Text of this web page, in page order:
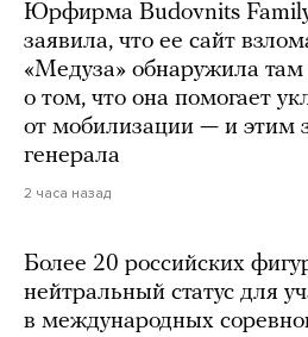
Юрфирма Budovnits
заявила, что ее сайт
«Медуза» обнаружила
о том, что она помогает
от мобилизации — и этим
генерала
2 часа назад
Более 20 российских
нейтральный статус для
в международных